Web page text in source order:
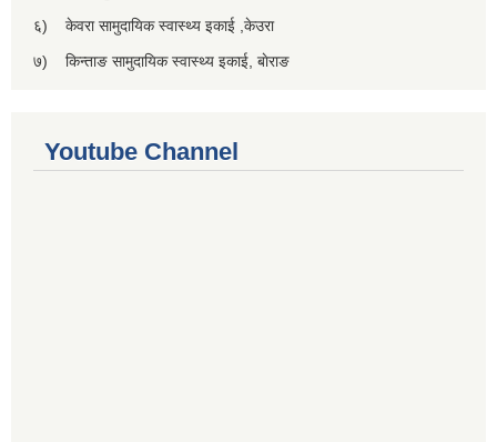
६) केवरा सामुदायिक स्वास्थ्य इकाई ,केउरा
७) किन्ताङ सामुदायिक स्वास्थ्य इकाई, बाेराङ
Youtube Channel